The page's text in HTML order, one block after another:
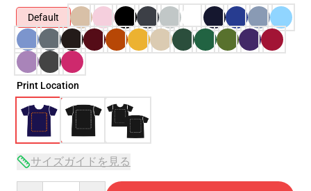
Default
Print Location
サイズガイドを見る